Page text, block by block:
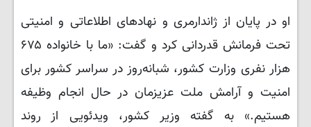
او در پایان از ژاندارمری و نهادهای اطلاعاتی و امنیتی
تحت فرمانش قدردانی کرد و گفت: «ما با خانواده ۶۷۵
هزار نفری وزارت کشور، شبانه‌روز در سراسر کشور برای
امنیت و آرامش ملت عزیزمان در حال انجام وظیفه
هستیم.» به گفته وزیر کشور، ویدئویی از روند